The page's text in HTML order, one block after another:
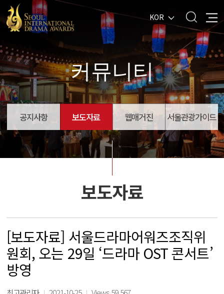
KOR
커뮤니티
공지사항 보도자료 웹매거진 서울관광가이드
보도자료
[보도자료] 서울드라마어워즈조직위
원회, 오는 29일 ‘드라마 OST 콘서트’
방영